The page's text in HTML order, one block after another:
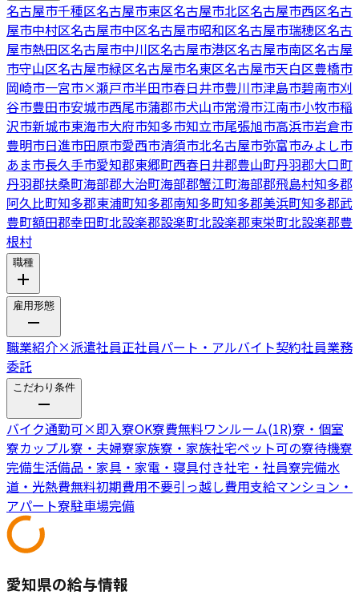
名古屋市千種区名古屋市東区名古屋市北区名古屋市西区名古
屋市中村区名古屋市中区名古屋市昭和区名古屋市瑞穂区名古
屋市熱田区名古屋市中川区名古屋市港区名古屋市南区名古屋
市守山区名古屋市緑区名古屋市名東区名古屋市天白区豊橋市
岡崎市一宮市×瀬戸市半田市春日井市豊川市津島市碧南市刈
谷市豊田市安城市西尾市蒲郡市犬山市常滑市江南市小牧市稲
沢市新城市東海市大府市知多市知立市尾張旭市高浜市岩倉市
豊明市日進市田原市愛西市清須市北名古屋市弥富市みよし市
あま市長久手市愛知郡東郷町西春日井郡豊山町丹羽郡大口町
丹羽郡扶桑町海部郡大治町海部郡蟹江町海部郡飛島村知多郡
阿久比町知多郡東浦町知多郡南知多町知多郡美浜町知多郡武
豊町額田郡幸田町北設楽郡設楽町北設楽郡東栄町北設楽郡豊
根村
職種
雇用形態
職業紹介×派遣社員正社員パート・アルバイト契約社員業務
委託
こだわり条件
バイク通勤可×即入寮OK寮費無料ワンルーム(1R)寮・個室
寮カップル寮・夫婦寮家族寮・家族社宅ペット可の寮待機寮
完備生活備品・家具・家電・寝具付き社宅・社員寮完備水
道・光熱費無料初期費用不要引っ越し費用支給マンション・
アパート寮駐車場完備
愛知県の給与情報